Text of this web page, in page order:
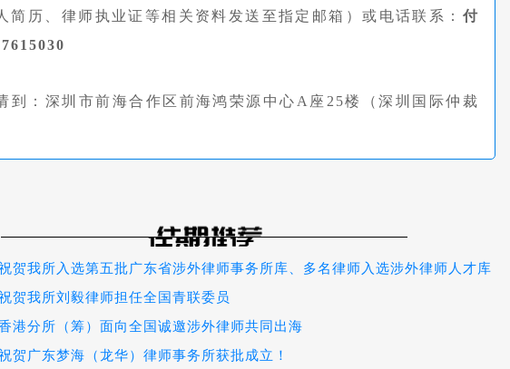
简历、律师执业证等相关资料发送至指定邮箱）或电话联系： 付
到：深圳市前海合作区前海鸿荣源中心A座25楼（深圳国际仲裁
贺我所入选第五批广东省涉外律师事务所库、多名律师入选涉外律师人才库
贺我所刘毅律师担任全国青联委员
港分所（筹）面向全国诚邀涉外律师共同出海
贺广东梦海（龙华）律师事务所获批成立！